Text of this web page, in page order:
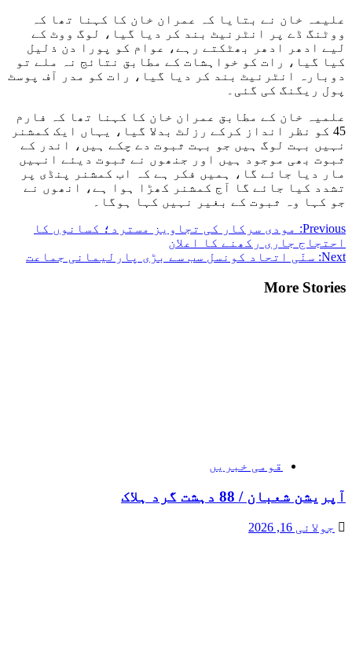
علیمہ خان نے بتایا کہ عمران خان کا کہنا تھا کہ
ووٹنگ ڈے پر انٹرنیٹ بند کر دیا گیا، لوگ ووٹ کے
لیے ادھر ادھر بھٹکتے رہے، عوام کو پورا دن ذلیل
کیا گیا، رات کو خواہشات کے مطابق نتائج نہ ملے تو
دوبارہ انٹرنیٹ بند کر دیا گیا، رات کو مدر آف پوسٹ
پول ریگنگ کی گئی۔
علمیہ خان کے مطابق عمران خان کا کہنا تھا کہ فارم
45 کو نظر انداز کرکے رزلٹ بدلا گیا، یہاں ایک کمشنر
نہیں بہت لوگ ہیں جو بہت ثبوت دے چکے ہیں، اندر کے
ثبوت بھی موجود ہیں اور جنھوں نے ثبوت دیئے انہیں
مار دیا جائے گا، ہمیں فکر ہے کہ اب کمشنر پنڈی پر
تشدد کیا جائے گا آج کمشنر کھڑا ہوا ہے، انھوں نے
جو کہا وہ ثبوت کے بغیر نہیں کہا ہوگا۔
Post
navigation
Previous:
مودی سرکار کی تجاویز مسترد؛ کسانوں کا
احتجاج جاری رکھنے کا اعلان
Next: سنّی اتحاد کونسل سب سے بڑی پارلیمانی جماعت
More Stories
قومی خبریں
آپریشن شعبان / 88 دہشت گرد ہلاک
جولائی 16, 2026